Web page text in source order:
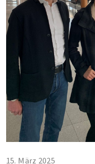
15. März 2025